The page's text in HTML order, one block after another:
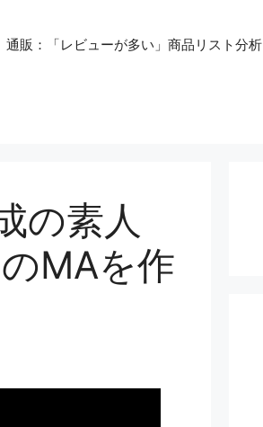
通販：「レビューが多い」商品リスト分析
の素人
MAを作